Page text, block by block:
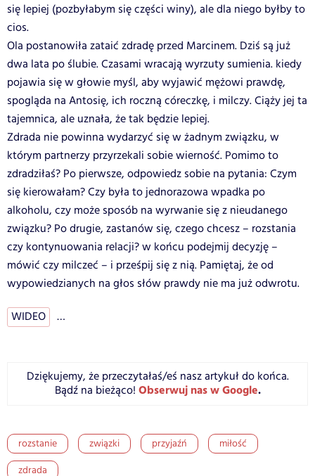
się lepiej (pozbyłabym się części winy), ale dla niego byłby to
cios.
Ola postanowiła zataić zdradę przed Marcinem. Dziś są już
dwa lata po ślubie. Czasami wracają wyrzuty sumienia. kiedy
pojawia się w głowie myśl, aby wyjawić mężowi prawdę,
spogląda na Antosię, ich roczną córeczkę, i milczy. Ciąży jej ta
tajemnica, ale uznała, że tak będzie lepiej.
Zdrada nie powinna wydarzyć się w żadnym związku, w
którym partnerzy przyrzekali sobie wierność. Pomimo to
zdradziłaś? Po pierwsze, odpowiedz sobie na pytania: Czym
się kierowałam? Czy była to jednorazowa wpadka po
alkoholu, czy może sposób na wyrwanie się z nieudanego
związku? Po drugie, zastanów się, czego chcesz – rozstania
czy kontynuowania relacji? w końcu podejmij decyzję –
mówić czy milczeć – i prześpij się z nią. Pamiętaj, że od
wypowiedzianych na głos słów prawdy nie ma już odwrotu.
WIDEO …
Dziękujemy, że przeczytałaś/eś nasz artykuł do końca.
Bądź na bieżąco! Obserwuj nas w Google.
rozstanie związki przyjaźń
miłość
zdrada